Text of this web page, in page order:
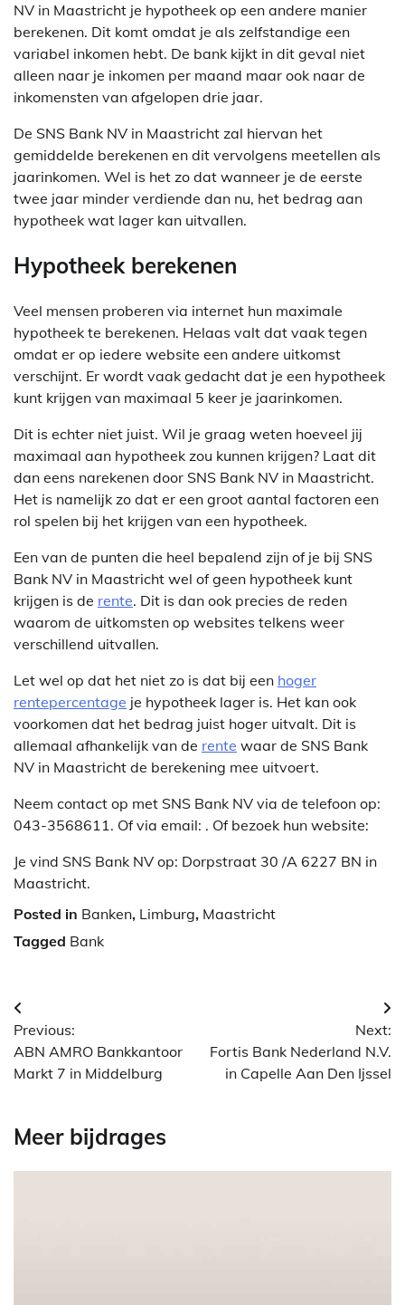
NV in Maastricht je hypotheek op een andere manier
berekenen. Dit komt omdat je als zelfstandige een
variabel inkomen hebt. De bank kijkt in dit geval niet
alleen naar je inkomen per maand maar ook naar de
inkomensten van afgelopen drie jaar.
De SNS Bank NV in Maastricht zal hiervan het
gemiddelde berekenen en dit vervolgens meetellen als
jaarinkomen. Wel is het zo dat wanneer je de eerste
twee jaar minder verdiende dan nu, het bedrag aan
hypotheek wat lager kan uitvallen.
Hypotheek berekenen
Veel mensen proberen via internet hun maximale
hypotheek te berekenen. Helaas valt dat vaak tegen
omdat er op iedere website een andere uitkomst
verschijnt. Er wordt vaak gedacht dat je een hypotheek
kunt krijgen van maximaal 5 keer je jaarinkomen.
Dit is echter niet juist. Wil je graag weten hoeveel jij
maximaal aan hypotheek zou kunnen krijgen? Laat dit
dan eens narekenen door SNS Bank NV in Maastricht.
Het is namelijk zo dat er een groot aantal factoren een
rol spelen bij het krijgen van een hypotheek.
Een van de punten die heel bepalend zijn of je bij SNS
Bank NV in Maastricht wel of geen hypotheek kunt
krijgen is de rente. Dit is dan ook precies de reden
waarom de uitkomsten op websites telkens weer
verschillend uitvallen.
Let wel op dat het niet zo is dat bij een hoger
rentepercentage je hypotheek lager is. Het kan ook
voorkomen dat het bedrag juist hoger uitvalt. Dit is
allemaal afhankelijk van de rente waar de SNS Bank
NV in Maastricht de berekening mee uitvoert.
Neem contact op met SNS Bank NV via de telefoon op:
043-3568611. Of via email: . Of bezoek hun website:
Je vind SNS Bank NV op: Dorpstraat 30 /A 6227 BN in
Maastricht.
Posted in Banken, Limburg, Maastricht
Tagged Bank
Berichtnavigatie
Previous:
ABN AMRO Bankkantoor
Markt 7 in Middelburg
Next:
Fortis Bank Nederland N.V.
in Capelle Aan Den Ijssel
Meer bijdrages